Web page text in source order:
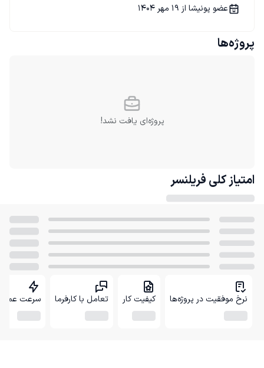
عضو پونیشا از 19 مهر 1404
پروژه‌ها
پروژه‌ای یافت نشد!
امتیاز کلی فریلنسر
نرخ موفقیت در پروژه‌ها کیفیت کار تعامل با کارفرما سرعت عمل